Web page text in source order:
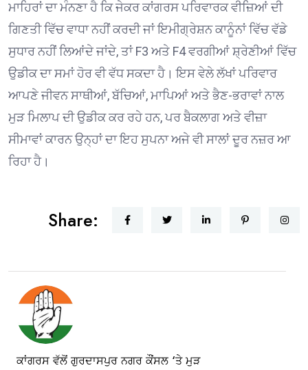
ਮਾਹਿਰਾਂ ਦਾ ਮੰਨਣਾ ਹੈ ਕਿ ਜੇਕਰ ਕਾਂਗਰਸ ਪਰਿਵਾਰਕ ਵੀਜ਼ਿਆਂ ਦੀ
ਗਿਣਤੀ ਵਿੱਚ ਵਾਧਾ ਨਹੀਂ ਕਰਦੀ ਜਾਂ ਇਮੀਗ੍ਰੇਸ਼ਨ ਕਾਨੂੰਨਾਂ ਵਿੱਚ ਵੱਡੇ
ਸੁਧਾਰ ਨਹੀਂ ਲਿਆਂਦੇ ਜਾਂਦੇ, ਤਾਂ F3 ਅਤੇ F4 ਵਰਗੀਆਂ ਸ਼੍ਰੇਣੀਆਂ ਵਿੱਚ
ਉਡੀਕ ਦਾ ਸਮਾਂ ਹੋਰ ਵੀ ਵੱਧ ਸਕਦਾ ਹੈ। ਇਸ ਵੇਲੇ ਲੱਖਾਂ ਪਰਿਵਾਰ
ਆਪਣੇ ਜੀਵਨ ਸਾਥੀਆਂ, ਬੱਚਿਆਂ, ਮਾਪਿਆਂ ਅਤੇ ਭੈਣ-ਭਰਾਵਾਂ ਨਾਲ
ਮੁੜ ਮਿਲਾਪ ਦੀ ਉਡੀਕ ਕਰ ਰਹੇ ਹਨ, ਪਰ ਬੈਕਲਾਗ ਅਤੇ ਵੀਜ਼ਾ
ਸੀਮਾਵਾਂ ਕਾਰਨ ਉਨ੍ਹਾਂ ਦਾ ਇਹ ਸੁਪਨਾ ਅਜੇ ਵੀ ਸਾਲਾਂ ਦੂਰ ਨਜ਼ਰ ਆ
ਰਿਹਾ ਹੈ।
Share:
ਕਾਂਗਰਸ ਵੱਲੋਂ ਗੁਰਦਾਸਪੁਰ ਨਗਰ ਕੌਂਸਲ ‘ਤੇ ਮੁੜ